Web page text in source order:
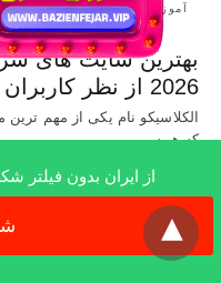
آموزش
بهترین سایت های
2026 از نظر کاربران
الکلاسیکو نام یکی از مهم
که همه…
آموزش
از ایران بدون